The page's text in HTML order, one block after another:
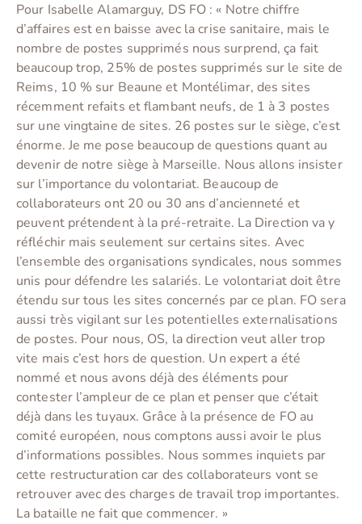
Pour Isabelle Alamarguy, DS FO : « Notre chiffre
d’affaires est en baisse avec la crise sanitaire, mais le
nombre de postes supprimés nous surprend, ça fait
beaucoup trop, 25% de postes supprimés sur le site de
Reims, 10 % sur Beaune et Montélimar, des sites
récemment refaits et flambant neufs, de 1 à 3 postes
sur une vingtaine de sites. 26 postes sur le siège, c’est
énorme. Je me pose beaucoup de questions quant au
devenir de notre siège à Marseille. Nous allons insister
sur l’importance du volontariat. Beaucoup de
collaborateurs ont 20 ou 30 ans d’ancienneté et
peuvent prétendent à la pré-retraite. La Direction va y
réfléchir mais seulement sur certains sites. Avec
l’ensemble des organisations syndicales, nous sommes
unis pour défendre les salariés. Le volontariat doit être
étendu sur tous les sites concernés par ce plan. FO sera
aussi très vigilant sur les potentielles externalisations
de postes. Pour nous, OS, la direction veut aller trop
vite mais c’est hors de question. Un expert a été
nommé et nous avons déjà des éléments pour
contester l’ampleur de ce plan et penser que c’était
déjà dans les tuyaux. Grâce à la présence de FO au
comité européen, nous comptons aussi avoir le plus
d’informations possibles. Nous sommes inquiets par
cette restructuration car des collaborateurs vont se
retrouver avec des charges de travail trop importantes.
La bataille ne fait que commencer. »